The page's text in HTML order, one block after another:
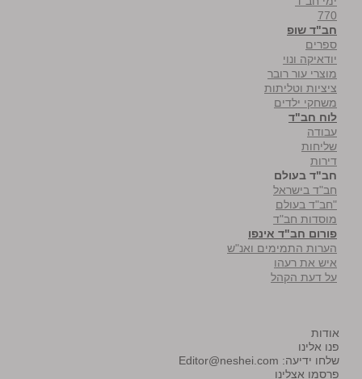
770
חב"ד שופ
ספרים
יודאיקה ונוי
מוצרי עור רובר
ציציות וטליתות
משחקי ילדים
לוח חב"ד
עבודה
שליחות
דירות
חב"ד בעולם
חב"ד בישראל
"חב"ד בעולם
מוסדות חב"ד
פורום חב"ד אינפו
הערות התמימים ואנ"ש
איש את רעהו
על דעת הקהל
אודות
פנו אלינו
שלחו ידיעה: Editor@neshei.com
פרסמו אצלינו